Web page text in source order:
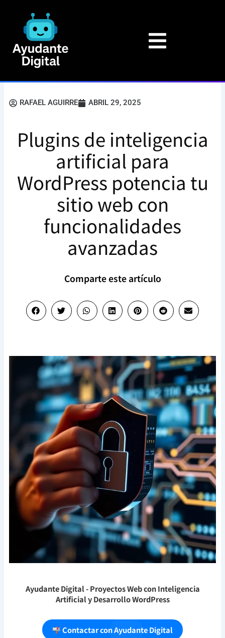
contenido
RAFAEL AGUIRRE ABRIL 29, 2025
Plugins de inteligencia
artificial para
WordPress potencia tu
sitio web con
funcionalidades
avanzadas
Comparte este artículo
Ayudante Digital- Proyectos Web con Inteligencia
Artificial y Desarrollo WordPress
Contactar con Ayudante Digital